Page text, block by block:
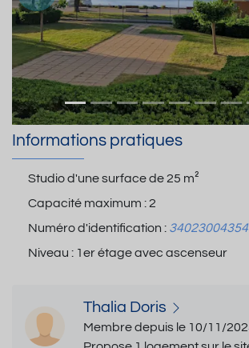
Informations pratiques
Studio d'une surface de25 m²
Capacité maximum :2
Numéro d'identification :
Niveau : 1er étage avec ascenseur
Thalia Doris
Membre depuis le 10/11/